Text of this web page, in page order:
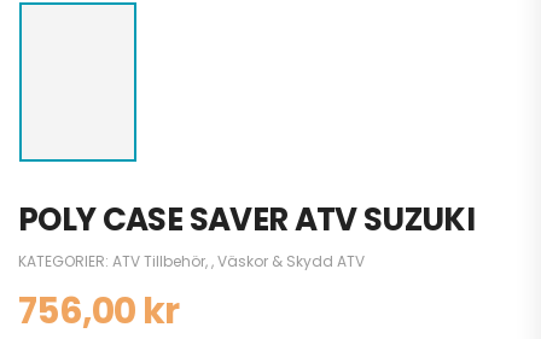
POLY CASE SAVER ATV SUZUKI
KATEGORIER: ATV Tillbehör,,Väskor & Skydd ATV
756,00kr